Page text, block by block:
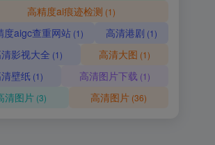
高精度ai痕迹检测 (1)
度aigc查重网站 (1) 高清港剧 (1)
影视大全 (1) 高清大图 (1)
壁纸 (1) 高清图片下载 (1)
清图片 (3) 高清图片(36)